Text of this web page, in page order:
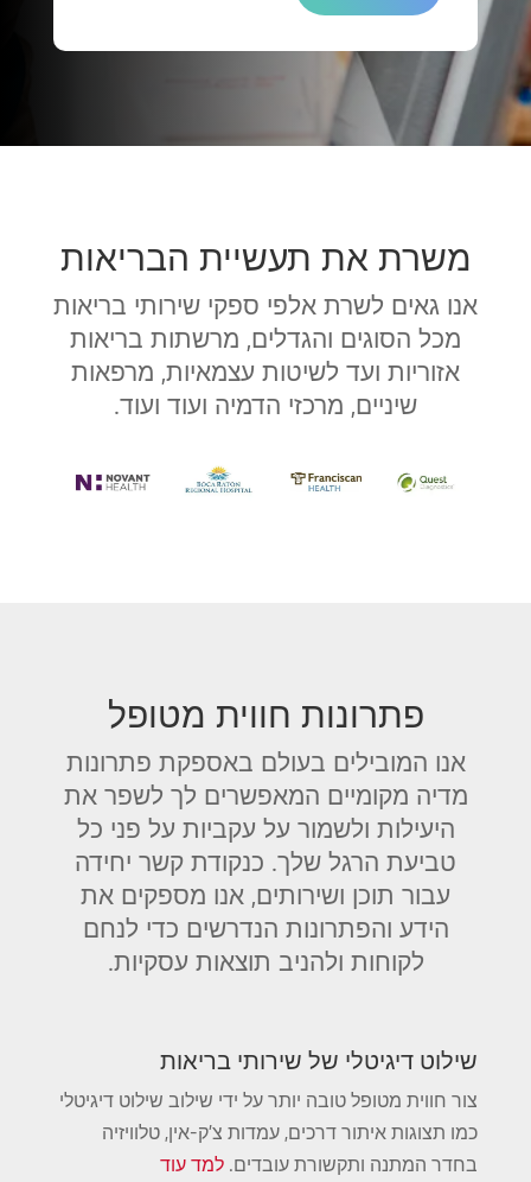
משרת את תעשיית הבריאות
אנו גאים לשרת אלפי ספקי שירותי בריאות
מכל הסוגים והגדלים, מרשתות בריאות
אזוריות ועד לשיטות עצמאיות, מרפאות
שיניים, מרכזי הדמיה ועוד ועוד.
פתרונות חווית מטופל
אנו המובילים בעולם באספקת פתרונות
מדיה מקומיים המאפשרים לך לשפר את
היעילות ולשמור על עקביות על פני כל
טביעת הרגל שלך. כנקודת קשר יחידה
עבור תוכן ושירותים, אנו מספקים את
הידע והפתרונות הנדרשים כדי לנחם
לקוחות ולהניב תוצאות עסקיות.
שילוט דיגיטלי של שירותי בריאות
צור חווית מטופל טובה יותר על ידי שילוב שילוט דיגיטלי
כמו תצוגות איתור דרכים, עמדות צ'ק-אין, טלוויזיה
בחדר המתנה ותקשורת עובדים. למד עוד